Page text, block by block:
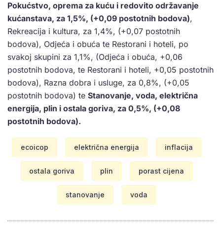
Pokućstvo, oprema za kuću i redovito održavanje
kućanstava, za 1,5%, (+0,09 postotnih bodova),
Rekreacija i kultura, za 1,4%, (+0,07 postotnih
bodova), Odjeća i obuća te Restorani i hoteli, po
svakoj skupini za 1,1%, (Odjeća i obuća, +0,06
postotnih bodova, te Restorani i hoteli, +0,05 postotnih
bodova), Razna dobra i usluge, za 0,8%, (+0,05
postotnih bodova) te Stanovanje, voda, električna
energija, plin i ostala goriva, za 0,5%, (+0,08
postotnih bodova).
ecoicop električna energija inflacija
ostala goriva plin porast cijena
stanovanje voda